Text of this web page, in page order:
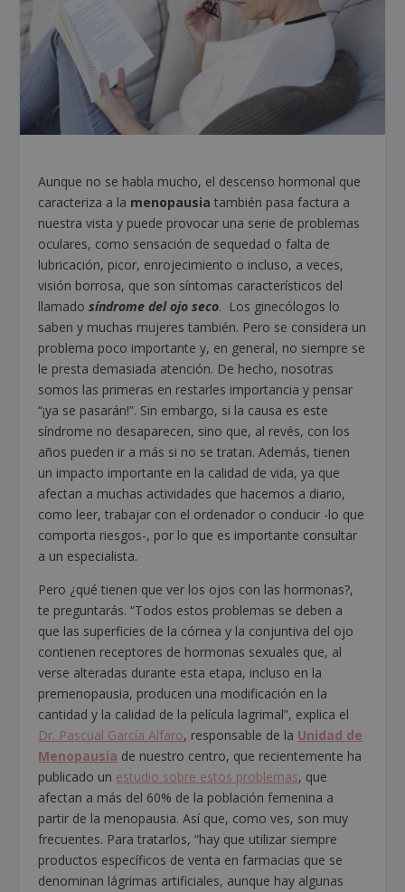
Aunque no se habla mucho, el descenso hormonal que
caracteriza a la menopausia también pasa factura a
nuestra vista y puede provocar una serie de problemas
oculares, como sensación de sequedad o falta de
lubricación, picor, enrojecimiento o incluso, a veces,
visión borrosa, que son síntomas característicos del
llamadosíndrome del ojo seco. Los ginecólogos lo
saben y muchas mujeres también. Pero se considera un
problema poco importante y, en general, no siempre se
le presta demasiada atención. De hecho, nosotras
somos las primeras en restarles importancia y pensar
“¡ya se pasarán!”. Sin embargo, si la causa es este
síndrome no desaparecen, sino que, al revés, con los
años pueden ir a más si no se tratan. Además, tienen
un impacto importante en la calidad de vida, ya que
afectan a muchas actividades que hacemos a diario,
como leer, trabajar con el ordenador o conducir -lo que
comporta riesgos-, por lo que es importante consultar
a un especialista.
Pero ¿qué tienen que ver los ojos con las hormonas?,
te preguntarás. “Todos estos problemas se deben a
que las superficies de la córnea y la conjuntiva del ojo
contienen receptores de hormonas sexuales que, al
verse alteradas durante esta etapa, incluso en la
premenopausia, producen una modificación en la
cantidad y la calidad de la película lagrimal”, explica el
Dr. Pascual García Alfaro, responsable de la Unidad de
Menopausia de nuestro centro, que recientemente ha
publicado un estudio sobre estos problemas, que
afectan a más del 60% de la población femenina a
partir de la menopausia. Así que, como ves, son muy
frecuentes. Para tratarlos, “hay que utilizar siempre
productos específicos de venta en farmacias que se
denominan lágrimas artificiales, aunque hay algunas